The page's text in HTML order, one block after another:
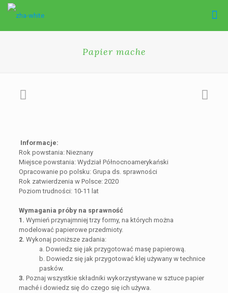
Papier mache
Informacje:
Rok powstania: Nieznany
Miejsce powstania: Wydział Północnoamerykański
Opracowanie po polsku: Grupa ds. sprawności
Rok zatwierdzenia w Polsce: 2020
Poziom trudności: 10-11 lat
Wymagania próby na sprawność
1. Wymień przynajmniej trzy formy, na których można
modelować papierowe przedmioty.
2. Wykonaj poniższe zadania:
a. Dowiedz się jak przygotować masę papierową.
b. Dowiedz się jak przygotować klej używany w technice
pasków.
3. Poznaj wszystkie składniki wykorzystywane w sztuce papier
maché i dowiedz się do czego się ich używa.